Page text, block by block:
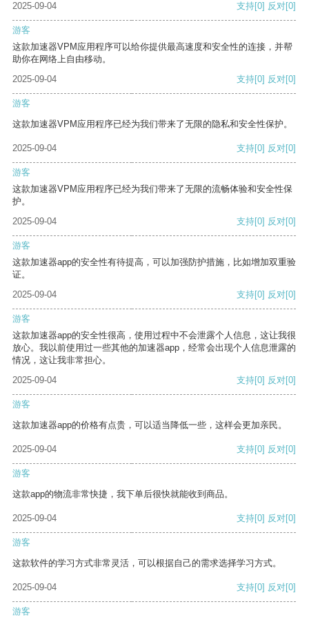
2025-09-04
支持[0] 反对[0]
游客
这款加速器VPM应用程序可以给你提供最高速度和安全性的连接，并帮
助你在网络上自由移动。
2025-09-04
支持[0] 反对[0]
游客
这款加速器VPM应用程序已经为我们带来了无限的隐私和安全性保护。
2025-09-04 支持[0] 反对[0]
游客
这款加速器VPM应用程序已经为我们带来了无限的流畅体验和安全性保
护。
2025-09-04
支持[0] 反对[0]
游客
这款加速器app的安全性有待提高，可以加强防护措施，比如增加双重验
证。
2025-09-04
支持[0] 反对[0]
游客
这款加速器app的安全性很高，使用过程中不会泄露个人信息，这让我很
放心。我以前使用过一些其他的加速器app，经常会出现个人信息泄露的
情况，这让我非常担心。
2025-09-04
支持[0] 反对[0]
游客
这款加速器app的价格有点贵，可以适当降低一些，这样会更加亲民。
2025-09-04 支持[0] 反对[0]
游客
这款app的物流非常快捷，我下单后很快就能收到商品。
2025-09-04 支持[0] 反对[0]
游客
这款软件的学习方式非常灵活，可以根据自己的需求选择学习方式。
2025-09-04 支持[0] 反对[0]
游客